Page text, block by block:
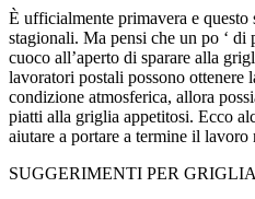
È ufficialmente primavera e
stagionali. Ma pensi che un po ‘ di
cuoco all’aperto di sparare alla
lavoratori postali possono ottenere
condizione atmosferica, allora
piatti alla griglia appetitosi. Ecco
aiutare a portare a termine il lavoro
SUGGERIMENTI PER